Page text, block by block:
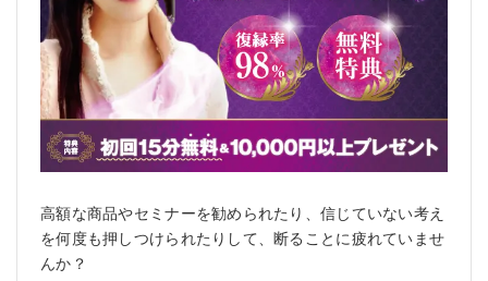
高額な商品やセミナーを勧められたり、信じていない考え
を何度も押しつけられたりして、断ることに疲れていませ
んか？